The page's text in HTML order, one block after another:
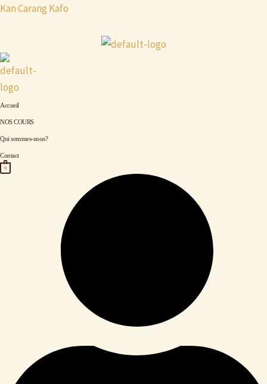
Aller
Kan Carang Kafo
Accueil
NOS COURS
Qui sommes-nous?
Contact
0
Rechercher :